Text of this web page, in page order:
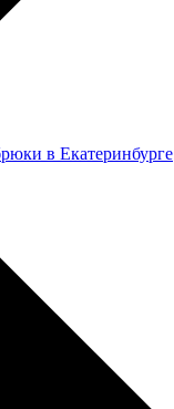
в Екатеринбурге